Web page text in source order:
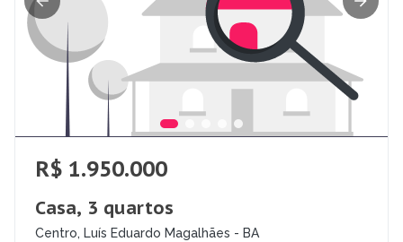
R$ 1.950.000
Casa, 3 quartos
Centro, Luís Eduardo Magalhães - BA